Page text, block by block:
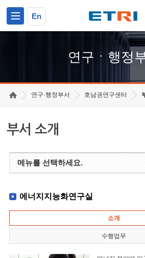
En
연구ㆍ행정
연구·행정부서 호남권연구센터
부서 소개
메뉴를 선택하세요.
에너지지능화연구실
소개
수행업무